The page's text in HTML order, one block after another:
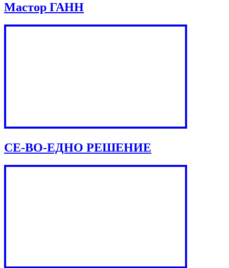
Мастор ГАНН
СЕ-ВО-ЕДНО РЕШЕНИЕ